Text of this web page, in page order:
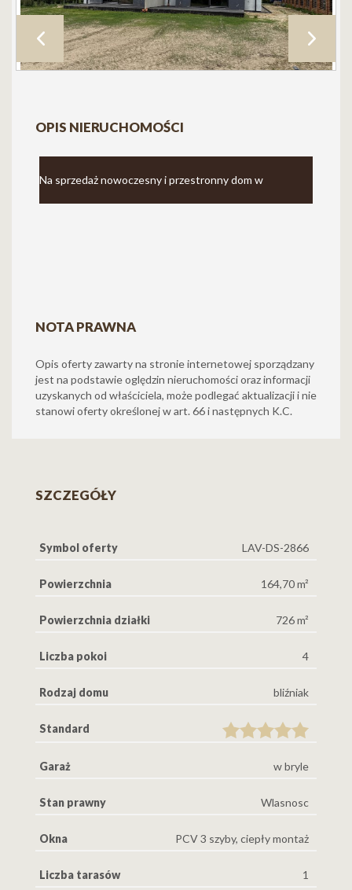
OPIS NIERUCHOMOŚCI
Na sprzedaż nowoczesny i przestronny dom w
zlokalizowana jest w Maruszewie – w otoczeniu nowych
domów jednorodzinnych.
To propozycja dla osób, które szukają komfortowego
pobliskimi miejscowościami. (dojazd do Dąbcza:3 minuty
Układ pomieszczeń:
• Wiatrołap – 10 m²
NOTA PRAWNA
Opis oferty zawarty na stronie internetowej sporządzany
jest na podstawie oględzin nieruchomości oraz informacji
uzyskanych od właściciela, może podlegać aktualizacji i nie
stanowi oferty określonej w art. 66 i następnych K.C.
SZCZEGÓŁY
Symbol oferty LAV-DS-2866
Powierzchnia 164,70 m²
Powierzchnia działki 726 m²
Liczba pokoi 4
Rodzaj domu bliźniak
Standard
Garaż w bryle
Stan prawny Wlasnosc
Okna PCV 3 szyby, ciepły montaż
Liczba tarasów 1